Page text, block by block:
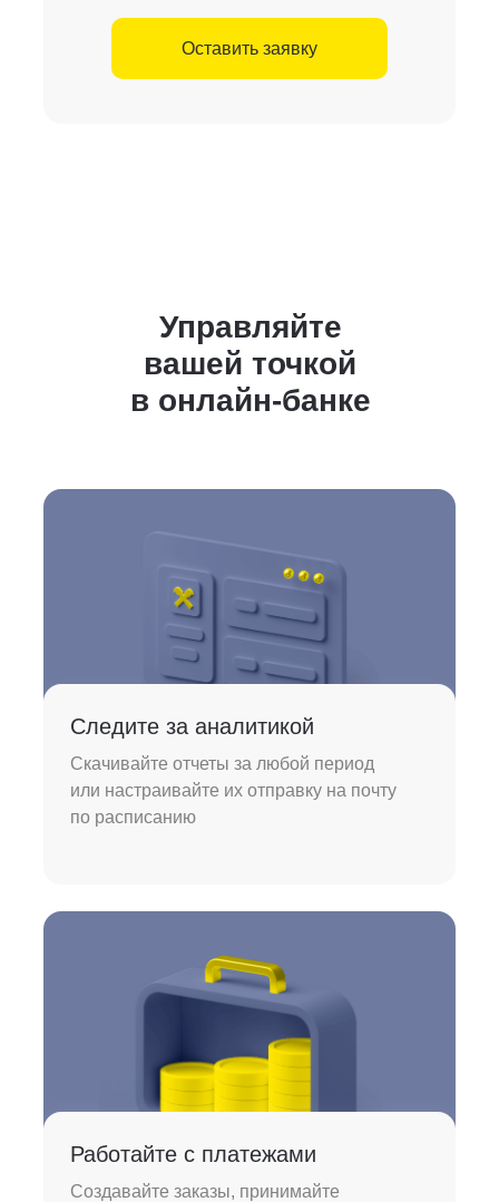
Оставить заявку
Управляйте
вашей точкой
в онлайн-банке
Создавайте заказы, принимайте
Работайте с платежами
Скачивайте отчеты за любой период
или настраивайте их отправку на почту
по расписанию
Следите за аналитикой